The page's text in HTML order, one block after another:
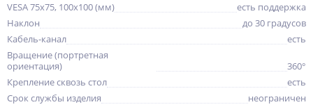
VESA 75x75, 100x100 (мм)
есть поддержка
Наклон
до 30 градусов
Кабель-канал
есть
Вращение (портретная
ориентация)
360°
Крепление сквозь стол
есть
Срок службы изделия
неограничен